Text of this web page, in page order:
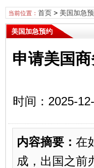
当前位置： 首页> 美国加急
美国加急预约
申请美国
时间：2025-
内容摘要： 在
成，出国之前